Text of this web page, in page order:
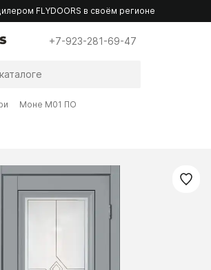
FLYDOORS в своём регионе
+7-923-281-69-47
Моне M01 ПО